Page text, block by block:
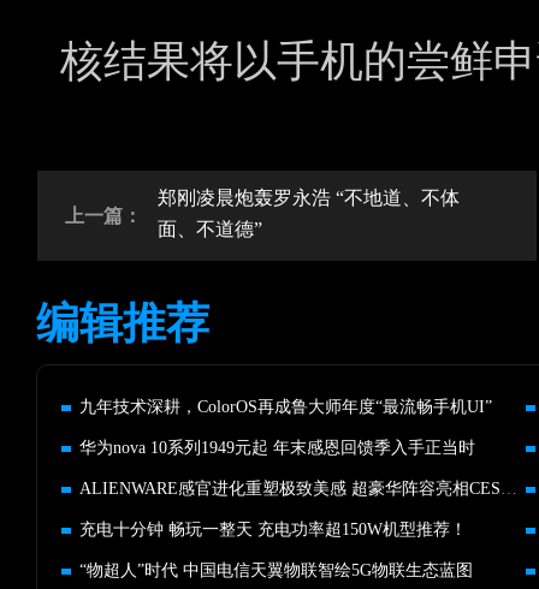
核结果将以手机的尝鲜
上一篇：
郑刚凌晨炮轰罗永浩 “不地道、不体
面、不道德”
编辑推荐
九年技术深耕，ColorOS再成鲁大师年度“最流畅手机UI”
华为nova 10系列1949元起 年末感恩回馈季入手正当时
ALIENWARE感官进化重塑极致美感 超豪华阵容亮相CES 2023
充电十分钟 畅玩一整天 充电功率超150W机型推荐！
“物超人”时代 中国电信天翼物联智绘5G物联生态蓝图